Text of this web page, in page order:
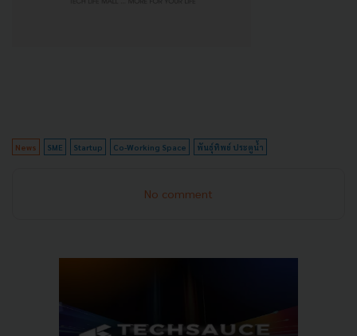
News SME Startup Co-Working Space พันธุ์ทิพย์ ประตูน้ำ
No comment